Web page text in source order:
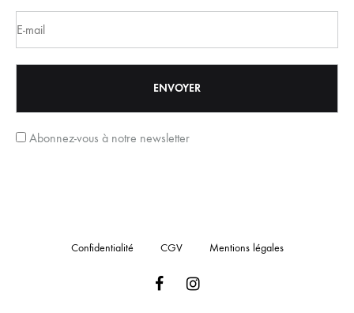
Abonnez-vous à notre newsletter
Confidentialité CGV Mentions légales
FacebookInstagram